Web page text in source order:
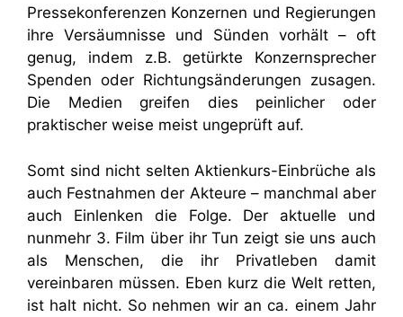
Pressekonferenzen Konzernen und Regierungen
ihre Versäumnisse und Sünden vorhält – oft
genug, indem z.B. getürkte Konzernsprecher
Spenden oder Richtungsänderungen zusagen.
Die Medien greifen dies peinlicher oder
praktischer weise meist ungeprüft auf.
Somt sind nicht selten Aktienkurs-Einbrüche als
auch Festnahmen der Akteure – manchmal aber
auch Einlenken die Folge. Der aktuelle und
nunmehr 3. Film über ihr Tun zeigt sie uns auch
als Menschen, die ihr Privatleben damit
vereinbaren müssen. Eben kurz die Welt retten,
ist halt nicht. So nehmen wir an ca. einem Jahr